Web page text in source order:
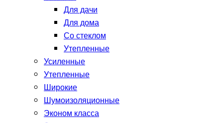
Для дачи
Для дома
Со стеклом
Утепленные
Усиленные
Утепленные
Широкие
Шумоизоляционные
Эконом класса